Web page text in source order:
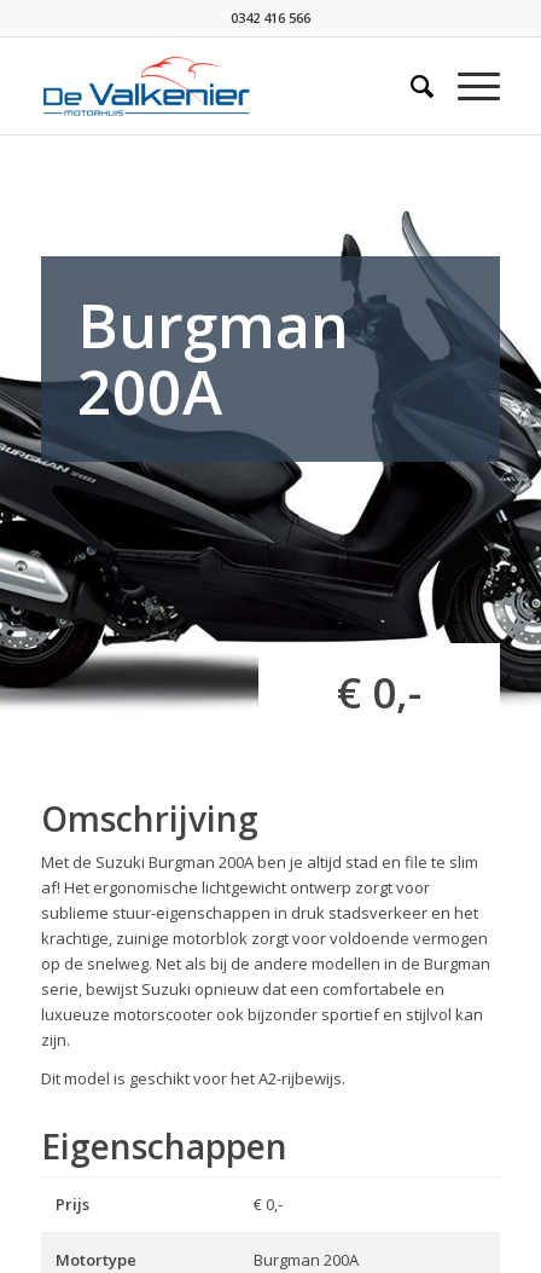
0342 416 566
Burgman
200A
€ 0,-
Omschrijving
Met de Suzuki Burgman 200A ben je altijd stad en file te slim
af! Het ergonomische lichtgewicht ontwerp zorgt voor
sublieme stuur-eigenschappen in druk stadsverkeer en het
krachtige, zuinige motorblok zorgt voor voldoende vermogen
op de snelweg. Net als bij de andere modellen in de Burgman
serie, bewijst Suzuki opnieuw dat een comfortabele en
luxueuze motorscooter ook bijzonder sportief en stijlvol kan
zijn.
Dit model is geschikt voor het A2-rijbewijs.
Eigenschappen
Prijs € 0,-
Motortype Burgman 200A